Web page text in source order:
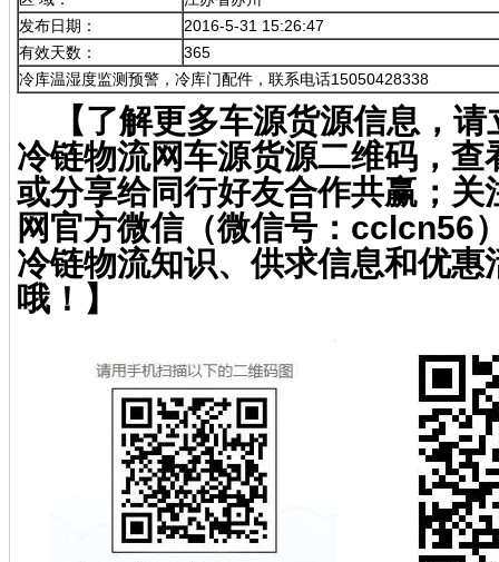
发布日期：
2016-5-31 15:26:47
有效天数：
365
冷库温湿度监测预警，冷库门配件，联系电话15050428338
【了解更多车源货源信息，
冷链物流网车源货源二维码，查
或分享给同行好友合作共赢；关
网官方微信（微信号：cclcn56
冷链物流知识、供求信息和优惠
哦！】